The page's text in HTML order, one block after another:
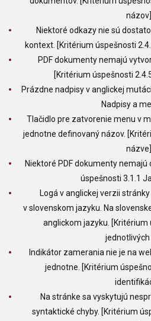
názov]
Niektoré odkazy nie sú
kontext. [Kritérium úspešnosti
PDF dokumenty nemajú
[Kritérium úspešnosti
Prázdne nadpisy v anglickej
Nadpisy a
Tlačidlo pre zatvorenie menu v
jednotne definovaný názov.
názve]
Niektoré PDF dokumenty
úspešnosti 3.1.1
Logá v anglickej verzii
v slovenskom jazyku. Na
anglickom jazyku. [Kritérium
jednotlivých
Indikátor zamerania nie je na
jednotne. [Kritérium
Na stránke sa vyskytujú
syntaktické chyby. [Kritérium